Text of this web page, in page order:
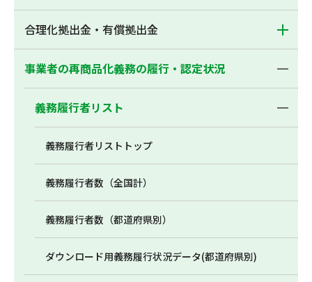
合理化拠出金・有償拠出金
事業者の再商品化義務の履行・認定状況
義務履行者リスト
義務履行者リストトップ
義務履行者数（全国計）
義務履行者数（都道府県別）
ダウンロード用義務履行状況データ(都道府県別)